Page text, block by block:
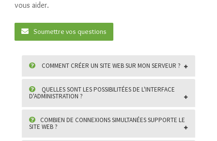
vous aider.
Soumettre vos questions
COMMENT CRÉER UN SITE WEB SUR MON SERVEUR ?
QUELLES SONT LES POSSIBILITÉES DE L'INTERFACE
D'ADMINISTRATION ?
COMBIEN DE CONNEXIONS SIMULTANÉES SUPPORTE LE
SITE WEB ?